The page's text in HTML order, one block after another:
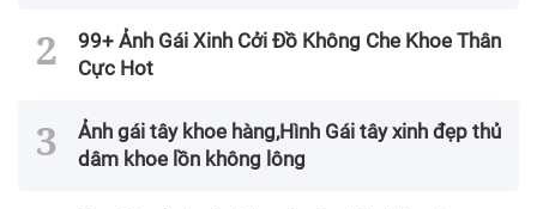
99+ Ảnh Gái Xinh Cởi Đồ Không Che Khoe Thân
Cực Hot
Ảnh gái tây khoe hàng,Hình Gái tây xinh đẹp thủ
dâm khoe lồn không lông